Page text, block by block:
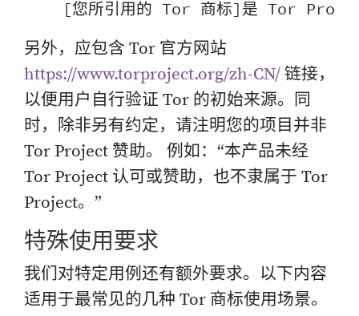
另外，应包含 Tor 官方网站
https://www.torproject.org/zh-CN/链接，
以便用户自行验证 Tor 的初始来源。同
时，除非另有约定，请注明您的项目并非
Tor Project 赞助。 例如：“本产品未经
Tor Project 认可或赞助，也不隶属于 Tor
Project。”
特殊使用要求
我们对特定用例还有额外要求。以下内容
适用于最常见的几种 Tor 商标使用场景。